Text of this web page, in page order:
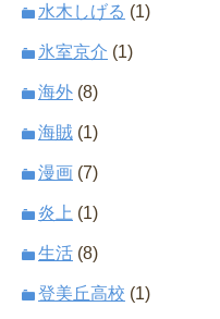
水木しげる (1)
氷室京介 (1)
海外 (8)
海賊 (1)
漫画 (7)
炎上 (1)
生活 (8)
登美丘高校 (1)